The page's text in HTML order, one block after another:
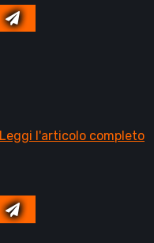
Leggi l'articolo completo